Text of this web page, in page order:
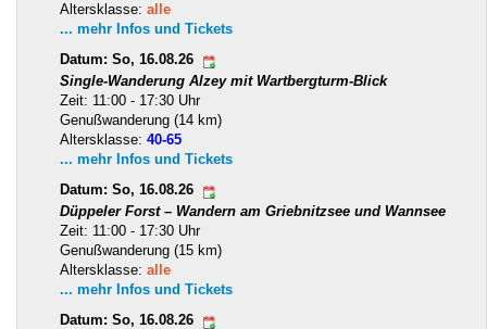
Altersklasse: alle
... mehr Infos und Tickets
Datum: So, 16.08.26
Single-Wanderung Alzey mit Wartbergturm-Blick
Zeit: 11:00 - 17:30 Uhr
Genußwanderung (14 km)
Altersklasse: 40-65
... mehr Infos und Tickets
Datum: So, 16.08.26
Düppeler Forst – Wandern am Griebnitzsee und Wannsee
Zeit: 11:00 - 17:30 Uhr
Genußwanderung (15 km)
Altersklasse: alle
... mehr Infos und Tickets
Datum: So, 16.08.26